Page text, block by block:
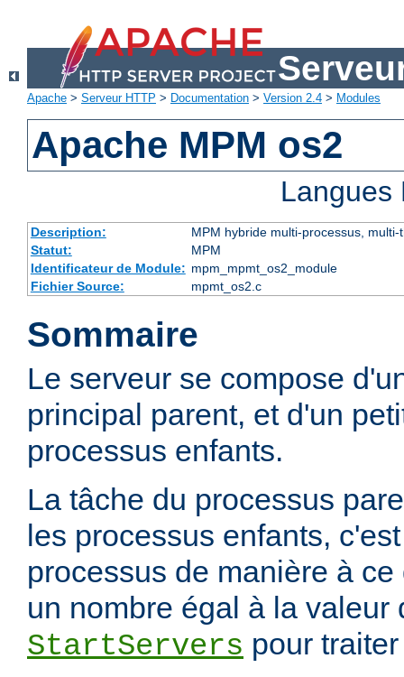
Apache > Serveur HTTP > Documentation > Version 2.4 > Modules
Apache MPM os2
Description:
MPM hybride multi-processus,
Statut:
MPM
Identificateur de Module: mpm_mpmt_os2_module
Fichier Source:
mpmt_os2.c
Sommaire
Le serveur se compose
principal parent, et d'un
processus enfants.
La tâche du processus
les processus enfants,
processus de manière à
un nombre égal à la valeur
StartServers pour